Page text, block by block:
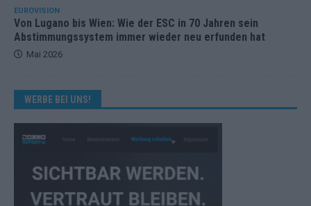
EUROVISION
Von Lugano bis Wien: Wie der ESC in 70 Jahren sein
Abstimmungssystem immer wieder neu erfunden hat
Mai 2026
WERBE BEI UNS!